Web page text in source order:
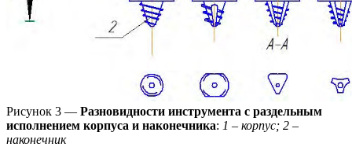
Рисунок 3 — Разновидности инструмента с раздельным
исполнением корпуса и наконечника: 1 – корпус; 2 –
наконечник